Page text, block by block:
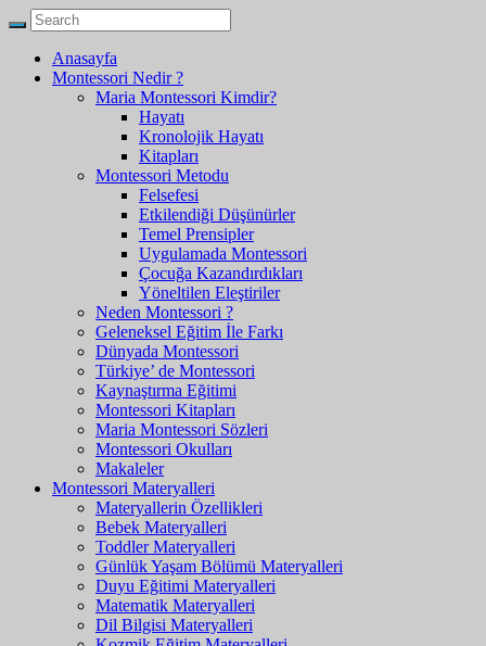
Anasayfa
Montessori Nedir ?
Maria Montessori Kimdir?
Hayatı
Kronolojik Hayatı
Kitapları
Montessori Metodu
Felsefesi
Etkilendiği Düşünürler
Temel Prensipler
Uygulamada Montessori
Çocuğa Kazandırdıkları
Yöneltilen Eleştiriler
Neden Montessori ?
Geleneksel Eğitim İle Farkı
Dünyada Montessori
Türkiye’ de Montessori
Kaynaştırma Eğitimi
Montessori Kitapları
Maria Montessori Sözleri
Montessori Okulları
Makaleler
Montessori Materyalleri
Materyallerin Özellikleri
Bebek Materyalleri
Toddler Materyalleri
Günlük Yaşam Bölümü Materyalleri
Duyu Eğitimi Materyalleri
Matematik Materyalleri
Dil Bilgisi Materyalleri